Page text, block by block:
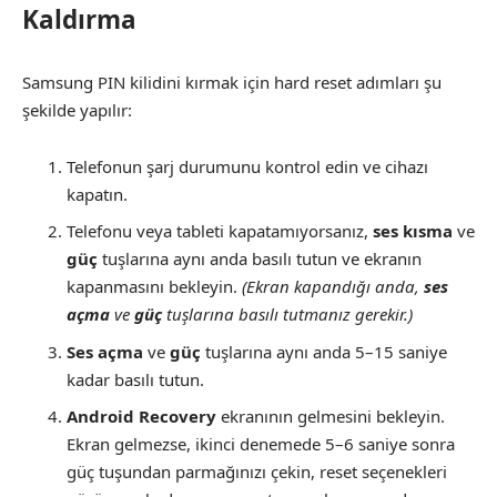
Kaldırma
Samsung PIN kilidini kırmak için hard reset adımları şu
şekilde yapılır:
Telefonun şarj durumunu kontrol edin ve cihazı
kapatın.
Telefonu veya tableti kapatamıyorsanız, ses kısma ve
güç tuşlarına aynı anda basılı tutun ve ekranın
kapanmasını bekleyin. (Ekran kapandığı anda, ses
açma ve güçtuşlarına basılı tutmanız gerekir.)
Ses açma ve güç tuşlarına aynı anda 5–15 saniye
kadar basılı tutun.
Android Recovery ekranının gelmesini bekleyin.
Ekran gelmezse, ikinci denemede 5–6 saniye sonra
güç tuşundan parmağınızı çekin, reset seçenekleri